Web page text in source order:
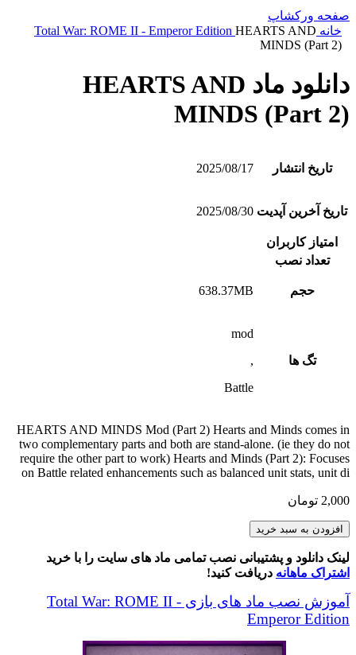
صفحه ورکشاپ
خانه
Total War: ROME II - Emperor Edition HEARTS AND
MINDS (Part 2)
دانلود ماد HEARTS AND
MINDS (Part 2)
تاریخ انتشار 2025/08/17
تاریخ آخرین آپدیت 2025/08/30
امتیاز کاربران
تعداد نصب
حجم 638.37MB
تگ ها
mod
,
Battle
HEARTS AND MINDS Mod (Part 2) Hearts and Minds comes in
two complementary parts and both are stand-alone. (ie they do not
require the other part to work) Hearts and Minds (Part 2): Focuses
on Battle related enhancements such as balanced unit stats, unit di
2,000 تومان
HEARTS
AND
MINDS
(Part
عدد
افزودن به سبد خرید
لینک دانلود و پشتیبانی نصب تمامی ماد های سایت را با خرید
اشتراک ماهانه دریافت کنید!
آموزش نصب ماد های بازی Total War: ROME II -
Emperor Edition